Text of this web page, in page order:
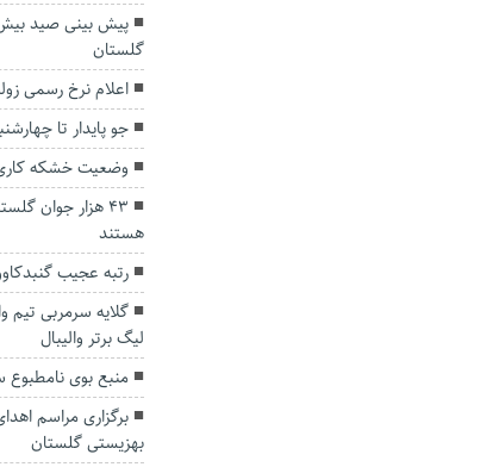
گلستان
اعلام نرخ‌ رسمی
جو پایدار تا
وضعیت خشکه
۴۳ هزار جوان
هستند
رتبه عجیب
گلایه سرمربی تیم
لیگ برتر والیبال
منبع بوی
بهزیستی گلستان